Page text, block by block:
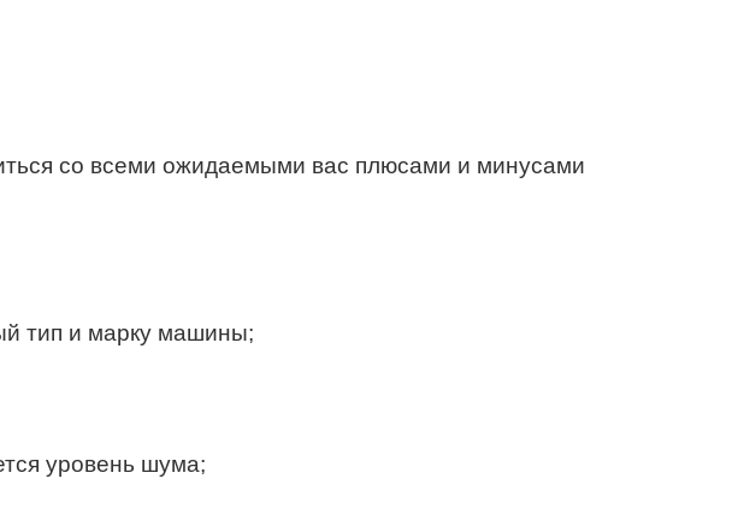
со всеми ожидаемыми вас плюсами и минусами
тип и марку машины;
уровень шума;